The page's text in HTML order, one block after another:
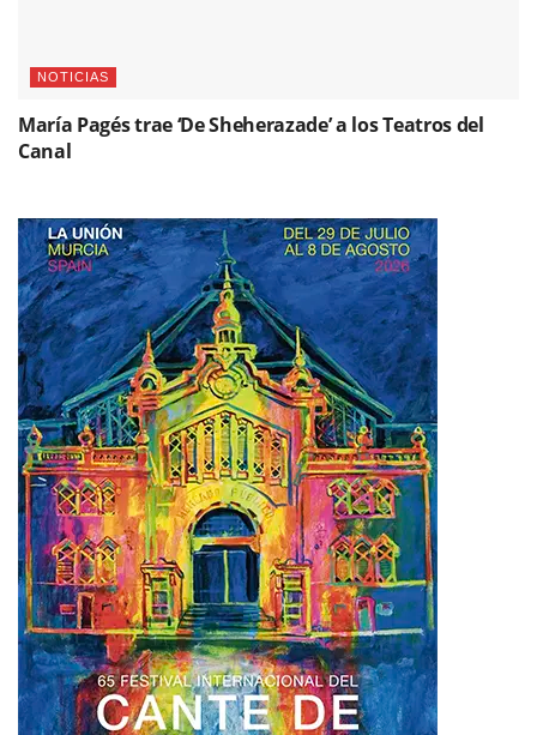
NOTICIAS
María Pagés trae ‘De Sheherazade’ a los Teatros del
Canal